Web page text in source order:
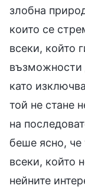
злобна
които се
всеки, който
възможности
като
той не стане
на
беше ясно, че
всеки, който
нейните